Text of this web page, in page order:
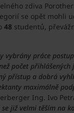
zdiva
se opět mohli
48 studentů,
vybrány práce
počet přihlášených
přístup a dobrá
maximálně
Ing. Ivo
již velmi těším na